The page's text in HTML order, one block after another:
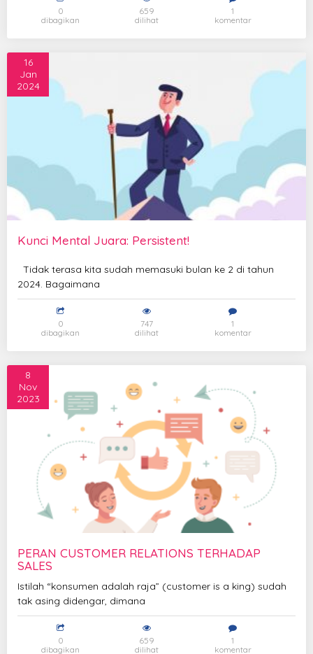
0
dibagikan
659
dilihat
1
komentar
Kunci Mental Juara: Persistent!
16
Jan
2024
Tidak terasa kita sudah memasuki bulan ke 2 di tahun
2024. Bagaimana
0
dibagikan
747
dilihat
1
komentar
PERAN CUSTOMER RELATIONS TERHADAP
SALES
8
Nov
2023
Istilah “konsumen adalah raja” (customer is a king) sudah
tak asing didengar, dimana
0
dibagikan
659
dilihat
1
komentar